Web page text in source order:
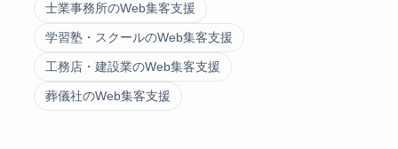
士業事務所のWeb集客支援
学習塾・スクールのWeb集客支援
工務店・建設業のWeb集客支援
葬儀社のWeb集客支援